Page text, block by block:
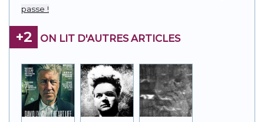
passe !
+2 ON LIT D'AUTRES ARTICLES